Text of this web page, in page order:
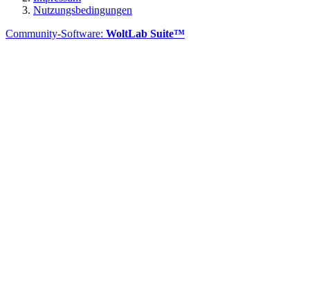
Nutzungsbedingungen
Community-Software: WoltLab Suite™